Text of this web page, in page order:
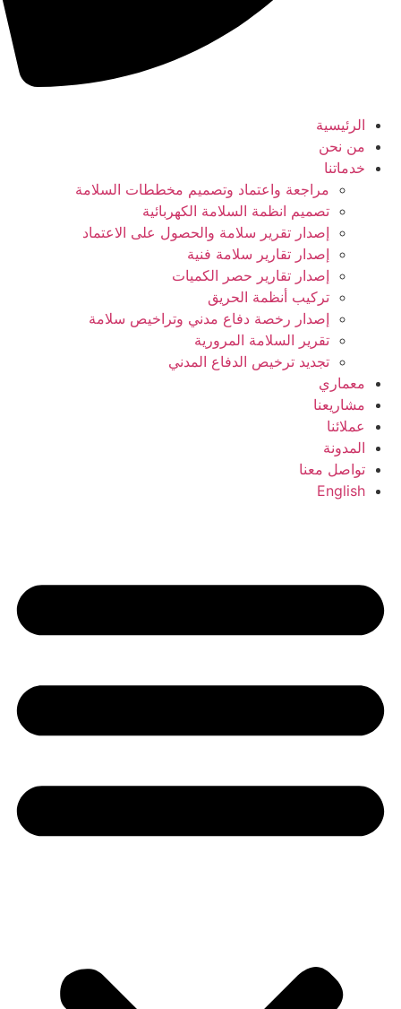
الرئيسية
من نحن
خدماتنا
مراجعة واعتماد وتصميم مخططات السلامة
تصميم انظمة السلامة الكهربائية
إصدار تقرير سلامة والحصول على الاعتماد
إصدار تقارير سلامة فنية
إصدار تقارير حصر الكميات
تركيب أنظمة الحريق
إصدار رخصة دفاع مدني وتراخيص سلامة
تقرير السلامة المرورية
تجديد ترخيص الدفاع المدني
معماري
مشاريعنا
عملائنا
المدونة
تواصل معنا
English